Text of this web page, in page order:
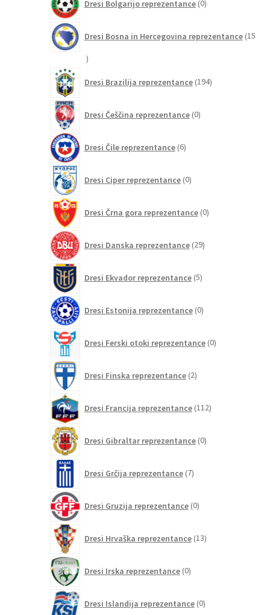
Dresi Bolgarijo reprezentance 0izdelkov
Dresi Bosna in Hercegovina reprezentance 15
15
Dresi Brazilija reprezentance 194izdelkov
Dresi Češčina reprezentance 0izdelkov
Dresi Čile reprezentance 6izdelkov
Dresi Ciper reprezentance 0izdelkov
Dresi Črna gora reprezentance 0izdelkov
Dresi Danska reprezentance 29izdelkov
Dresi Ekvador reprezentance 5izdelkov
Dresi Estonija reprezentance 0izdelkov
Dresi Ferski otoki reprezentance 0izdelkov
Dresi Finska reprezentance 2izdelka
Dresi Francija reprezentance 112izdelkov
Dresi Gibraltar reprezentance 0izdelkov
Dresi Grčija reprezentance 7izdelkov
Dresi Gruzija reprezentance 0izdelkov
Dresi Hrvaška reprezentance 13izdelkov
Dresi Irska reprezentance 0izdelkov
Dresi Islandija reprezentance 0izdelkov